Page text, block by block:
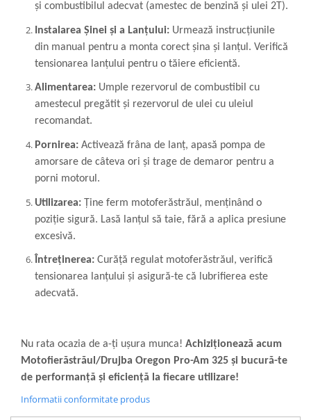
și combustibilul adecvat (amestec de benzină și ulei 2T).
Instalarea Șinei și a Lanțului: Urmează instrucțiunile
din manual pentru a monta corect șina și lanțul. Verifică
tensionarea lanțului pentru o tăiere eficientă.
Alimentarea: Umple rezervorul de combustibil cu
amestecul pregătit și rezervorul de ulei cu uleiul
recomandat.
Pornirea: Activează frâna de lanț, apasă pompa de
amorsare de câteva ori și trage de demaror pentru a
porni motorul.
Utilizarea: Ține ferm motoferăstrăul, menținând o
poziție sigură. Lasă lanțul să taie, fără a aplica presiune
excesivă.
Întreținerea: Curăță regulat motoferăstrăul, verifică
tensionarea lanțului și asigură-te că lubrifierea este
adecvată.
Nu rata ocazia de a-ți ușura munca! Achiziționează acum
Motofierăstrăul/Drujba Oregon Pro-Am 325 și bucură-te
de performanță și eficiență la fiecare utilizare!
Informatii conformitate produs